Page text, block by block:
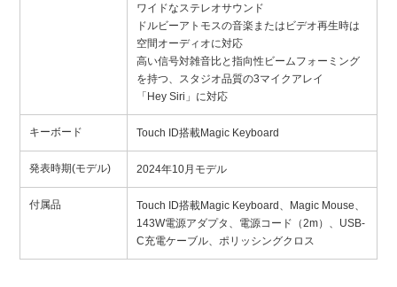
ワイドなステレオサウンド
ドルビーアトモスの音楽またはビデオ再生時は
空間オーディオに対応
高い信号対雑音比と指向性ビームフォーミング
を持つ、スタジオ品質の3マイクアレイ
「Hey Siri」に対応
キーボード Touch ID搭載Magic Keyboard
発表時期(モデル) 2024年10月モデル
付属品
Touch ID搭載Magic Keyboard、Magic Mouse、
143W電源アダプタ、電源コード（2m）、USB-
C充電ケーブル、ポリッシングクロス